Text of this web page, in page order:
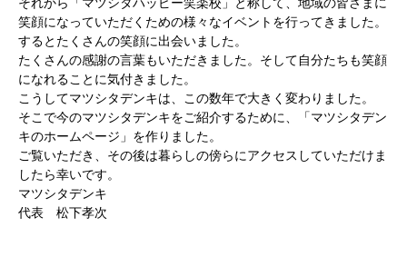
それから「マツシタハッピー笑楽校」と称して、地域の皆さまに
笑顔になっていただくための様々なイベントを行ってきました。
するとたくさんの笑顔に出会いました。
たくさんの感謝の言葉もいただきました。そして自分たちも笑顔
になれることに気付きました。
こうしてマツシタデンキは、この数年で大きく変わりました。
そこで今のマツシタデンキをご紹介するために、「マツシタデン
キのホームページ」を作りました。
ご覧いただき、その後は暮らしの傍らにアクセスしていただけま
したら幸いです。
マツシタデンキ
代表 松下孝次